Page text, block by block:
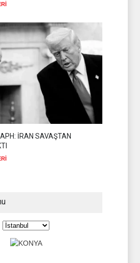
İRAN SAVAŞTAN